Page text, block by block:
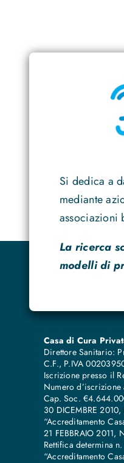
Si dedica a
mediante
associazioni
La ricerca
modelli di
Casa di Cura
Direttore Sanitario:
C.F., P.IVA
Iscrizione presso il
Numero
Cap. Soc.
30 DICEMBRE
“Accreditamento
21 FEBBRAIO 2011,
Rettifica determina
“Accreditamento